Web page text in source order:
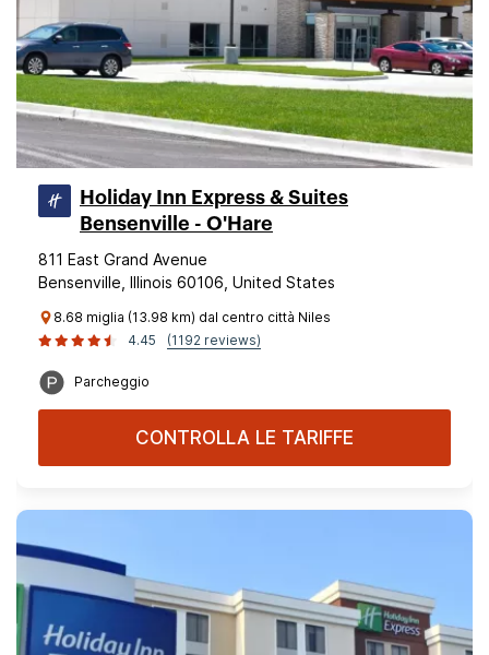
Holiday Inn Express & Suites
Bensenville - O'Hare
811 East Grand Avenue
Bensenville, Illinois 60106, United States
8.68 miglia (13.98 km) dal centro città Niles
4.45
(1192 reviews)
Parcheggio
CONTROLLA LE TARIFFE